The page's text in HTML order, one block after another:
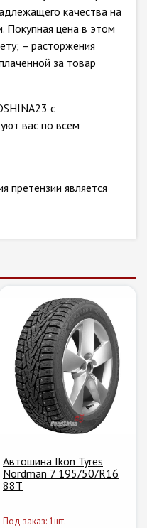
качества на
Покупная цена в этом
– расторжения
за товар
с
вас по всем
претензии является
Автошина Ikon Tyres
Nordman 7 195/50/R16
88T
Под заказ: 1шт.